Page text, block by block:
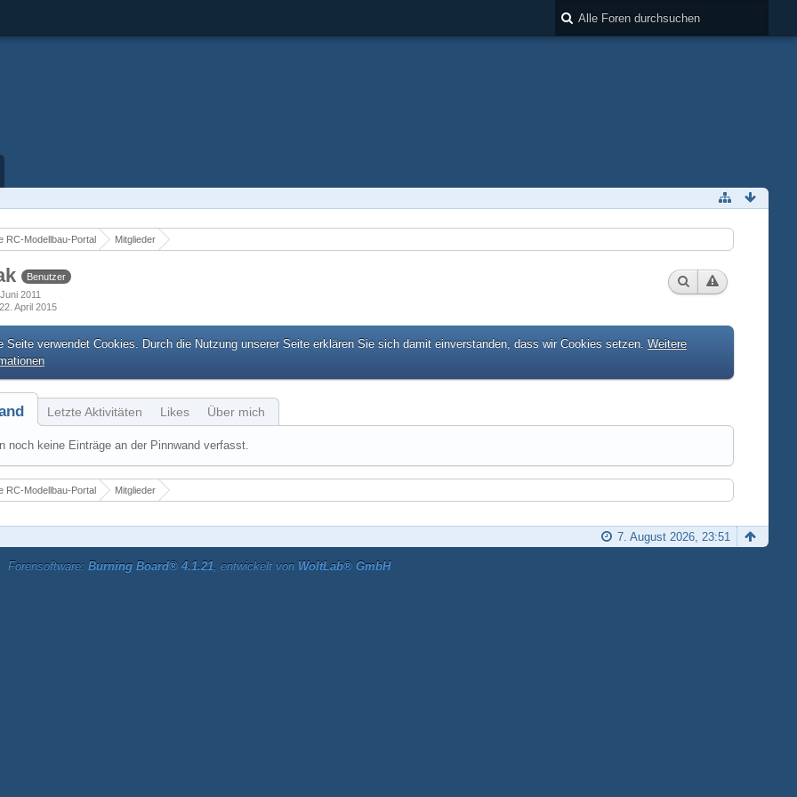
RC-Modellbau-Portal Mitglieder
Benutzer
2011
22. April 2015
Seite verwendet Cookies. Durch die Nutzung unserer Seite erklären Sie sich damit einverstanden, dass wir Cookies setzen. Weitere
Letzte Aktivitäten Likes Über mich
noch keine Einträge an der Pinnwand verfasst.
RC-Modellbau-Portal Mitglieder
7. August 2026, 23:51
Forensoftware: Burning Board® 4.1.21, entwickelt von WoltLab® GmbH